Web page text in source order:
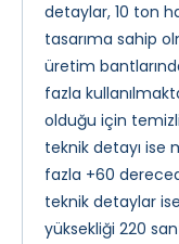
detaylar, 10 ton
tasarıma sahip
üretim
fazla
olduğu için
teknik detayı ise
fazla +60
teknik detaylar
yüksekliği 220